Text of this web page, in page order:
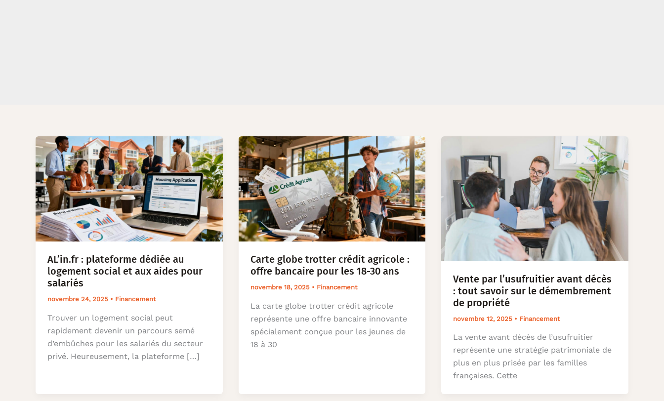
AL’in.fr : plateforme dédiée au
logement social et aux aides pour
salariés
novembre 24, 2025 • Financement
Trouver un logement social peut
rapidement devenir un parcours semé
d’embûches pour les salariés du secteur
privé. Heureusement, la plateforme […]
Carte globe trotter crédit agricole :
offre bancaire pour les 18-30 ans
novembre 18, 2025 • Financement
La carte globe trotter crédit agricole
représente une offre bancaire innovante
spécialement conçue pour les jeunes de
18 à 30
Vente par l’usufruitier avant décès
: tout savoir sur le démembrement
de propriété
novembre 12, 2025 • Financement
La vente avant décès de l’usufruitier
représente une stratégie patrimoniale de
plus en plus prisée par les familles
françaises. Cette